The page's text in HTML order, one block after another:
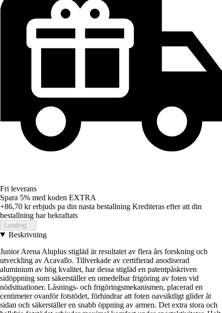
Fri leverans
Spara 5% med koden EXTRA
+86,70 krerbjuds pa din nasta bestallning Krediteras efter att din
bestallning har bekraftats
Loading...
Beskrivning
Junior Arena Aluplus stigläd är resultatet av flera års forskning och
utveckling av Acavallo. Tillverkade av certifierad anodiserad
aluminium av hög kvalitet, har dessa stigläd en patentpåskriven
sidöppning som säkerställer en omedelbar frigöring av foten vid
nödsituationer. Låsnings- och frigöringsmekanismen, placerad en
centimeter ovanför fotstödet, förhindrar att foten oavsiktligt glider åt
sidan och säkerställer en snabb öppning av armen. Det extra stora och